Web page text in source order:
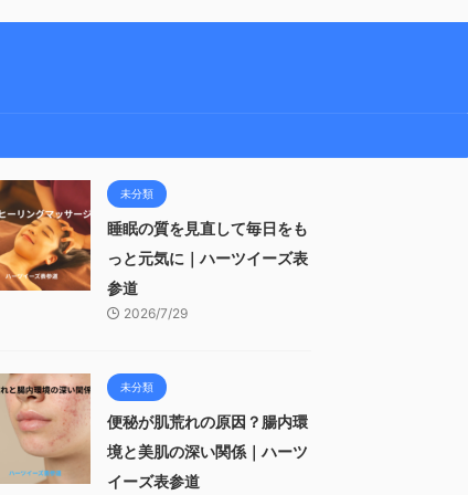
未分類
睡眠の質を見直して毎日をも
っと元気に｜ハーツイーズ表
参道
2026/7/29
未分類
便秘が肌荒れの原因？腸内環
境と美肌の深い関係｜ハーツ
イーズ表参道